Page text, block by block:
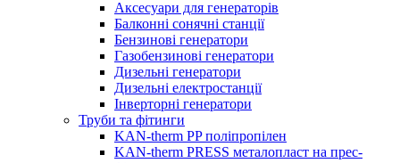
Аксесуари для генераторів
Балконні сонячні станції
Бензинові генератори
Газобензинові генератори
Дизельні генератори
Дизельні електростанції
Інверторні генератори
Труби та фітинги
KAN-therm PP поліпропілен
KAN-therm PRESS металопласт на прес-